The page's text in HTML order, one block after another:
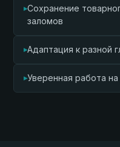
▸Сохранение
заломов
▸Адаптация к разной
▸Уверенная работа